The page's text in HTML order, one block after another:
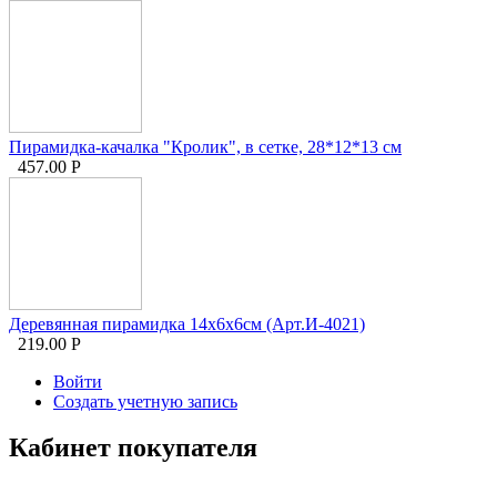
Пирамидка-качалка "Кролик", в сетке, 28*12*13 см
457.00 Р
Деревянная пирамидка 14х6х6см (Арт.И-4021)
219.00 Р
Войти
Создать учетную запись
Кабинет покупателя